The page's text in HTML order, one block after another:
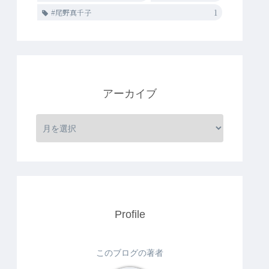
#尾野真千子
1
アーカイブ
Profile
このブログの著者